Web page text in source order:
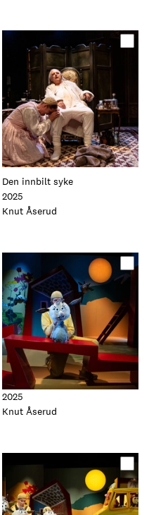
dette
elementet
Den innbilt syke
2025
Foto:
Knut Åserud
Oppdater
dette
elementet
2025
Foto:
Knut Åserud
dette
elementet